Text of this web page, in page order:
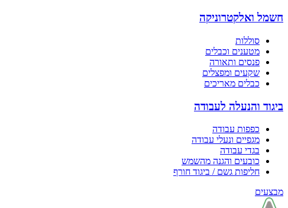
חשמל ואלקטרוניקה
סוללות
מטענים וכבלים
פנסים ותאורה
שקעים ומפצלים
כבלים מאריכים
ביגוד והנעלה לעבודה
כפפות עבודה
מגפיים ונעלי עבודה
בגדי עבודה
כובעים והגנה מהשמש
חליפות גשם / ביגוד חורף
מבצעים